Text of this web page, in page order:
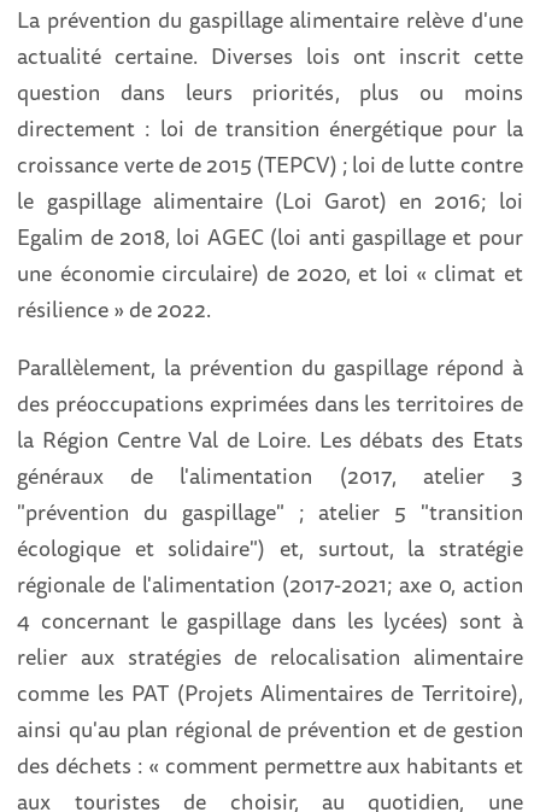
La prévention du gaspillage alimentaire relève d'une
actualité certaine. Diverses lois ont inscrit cette
question dans leurs priorités, plus ou moins
directement : loi de transition énergétique pour la
croissance verte de 2015 (TEPCV) ; loi de lutte contre
le gaspillage alimentaire (Loi Garot) en 2016; loi
Egalim de 2018, loi AGEC (loi anti gaspillage et pour
une économie circulaire) de 2020, et loi « climat et
résilience » de 2022.
Parallèlement, la prévention du gaspillage répond à
des préoccupations exprimées dans les territoires de
la Région Centre Val de Loire. Les débats des Etats
généraux de l'alimentation (2017, atelier 3
"prévention du gaspillage" ; atelier 5 "transition
écologique et solidaire") et, surtout, la stratégie
régionale de l'alimentation (2017-2021; axe 0, action
4 concernant le gaspillage dans les lycées) sont à
relier aux stratégies de relocalisation alimentaire
comme les PAT (Projets Alimentaires de Territoire),
ainsi qu'au plan régional de prévention et de gestion
des déchets : « comment permettre aux habitants et
aux touristes de choisir, au quotidien, une